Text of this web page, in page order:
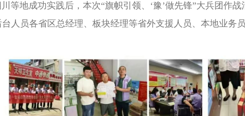
地成功实践后，本次“旗帜引领、‘豫’做先锋”大兵团作
人员各省区总经理、板块经理等省外支援人员、本地业务